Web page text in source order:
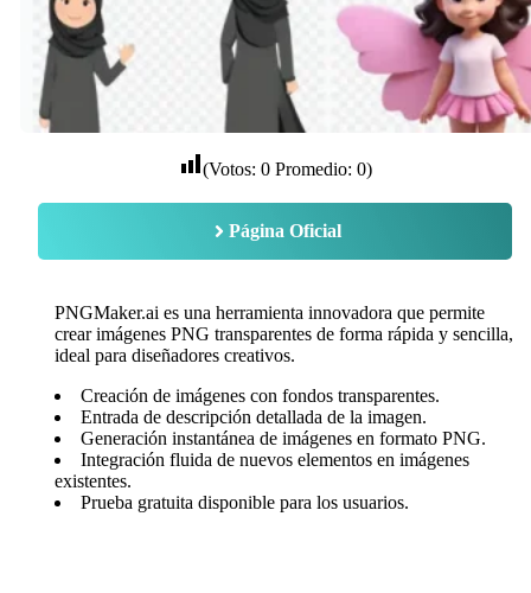
(Votos: 0Promedio: 0)
Página Oficial
PNGMaker.ai es una herramienta innovadora que permite
crear imágenes PNG transparentes de forma rápida y sencilla,
ideal para diseñadores creativos.
Creación de imágenes con fondos transparentes.
Entrada de descripción detallada de la imagen.
Generación instantánea de imágenes en formato PNG.
Integración fluida de nuevos elementos en imágenes
existentes.
Prueba gratuita disponible para los usuarios.